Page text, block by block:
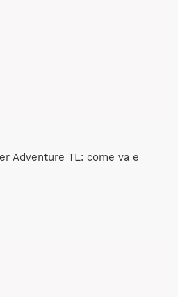
Adventure TL: come va e